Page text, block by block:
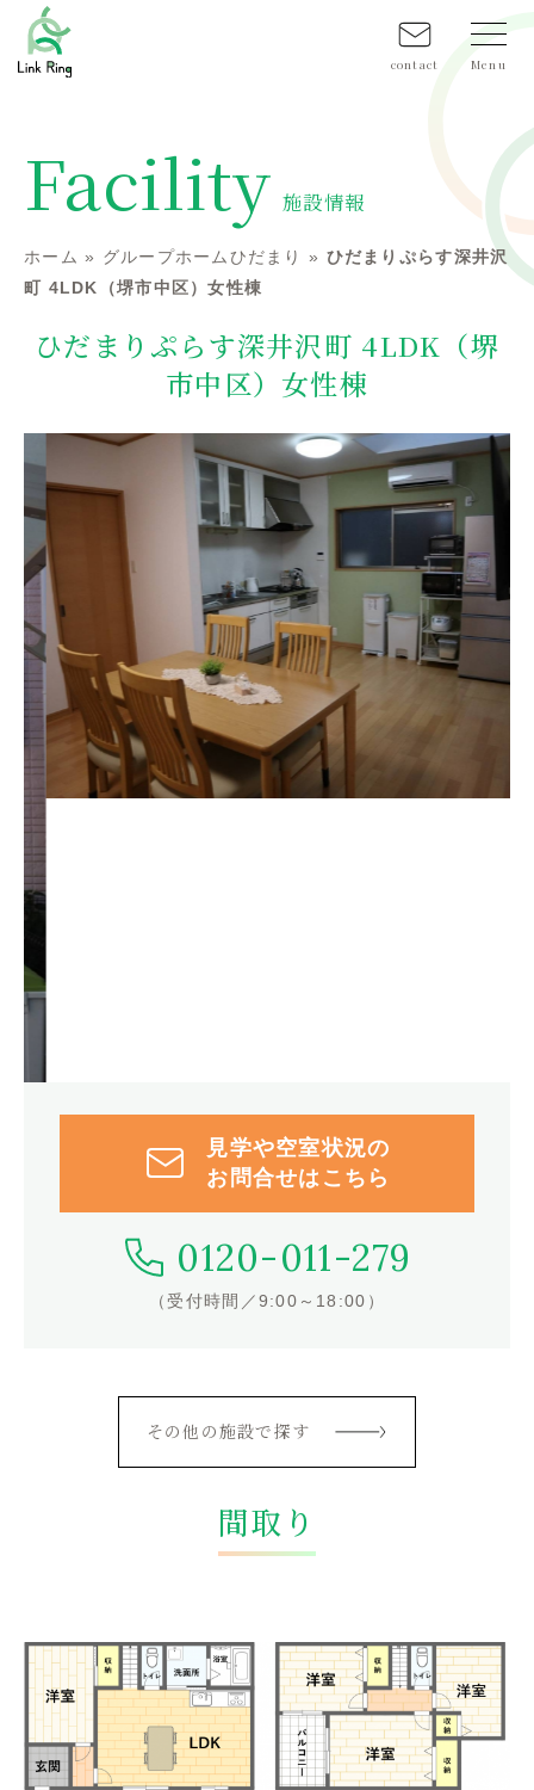
contact
Facility 施設情報
ホーム » グループホームひだまり » ひだまりぷらす深井沢
町 4LDK（堺市中区）女性棟
ひだまりぷらす深井沢町 4LDK（堺
市中区）女性棟
見学や空室状況の
お問合せはこちら
0120-011-279
（受付時間／9:00～18:00）
その他の施設で探す
間取り